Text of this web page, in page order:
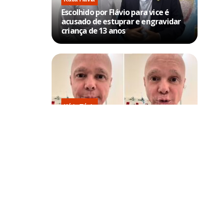
Escolhido por Flávio para vice é
acusado de estuprar e engravidar
criança de 13 anos
Kátia Flávia